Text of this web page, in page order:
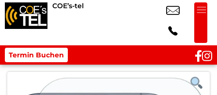
COE’s-tel
Termin Buchen